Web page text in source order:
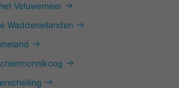
Veluwemeer
Waddeneilanden